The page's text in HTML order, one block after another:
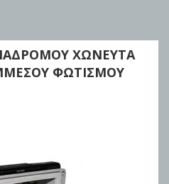
ΧΩΝΕΥΤΑ
ΦΩΤΙΣΜΟΥ